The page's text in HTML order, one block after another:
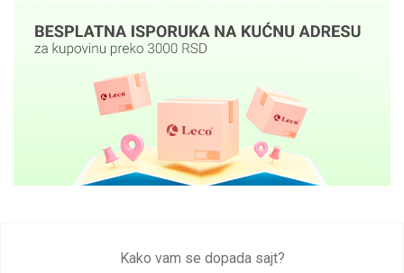
Kako vam se dopada sajt?